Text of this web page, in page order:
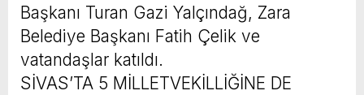
Başkanı Turan Gazi Yalçındağ, Zara
Belediye Başkanı Fatih Çelik ve
vatandaşlar katıldı.
SİVAS’TA 5 MİLLETVEKİLLİĞİNE DE